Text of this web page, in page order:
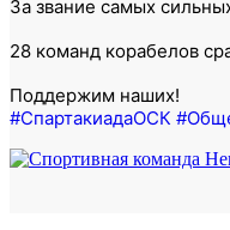
За звание самых
28 команд корабелов
Поддержим наших!
#СпартакиадаОСК